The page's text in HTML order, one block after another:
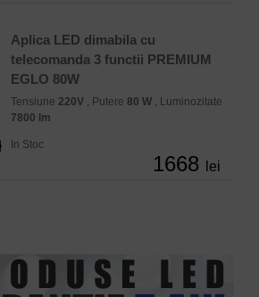
Aplica LED dimabila cu
telecomanda 3 functii PREMIUM
EGLO 80W
Tensiune 220V , Putere 80 W , Luminozitate
7800 lm
In Stoc
1668 lei